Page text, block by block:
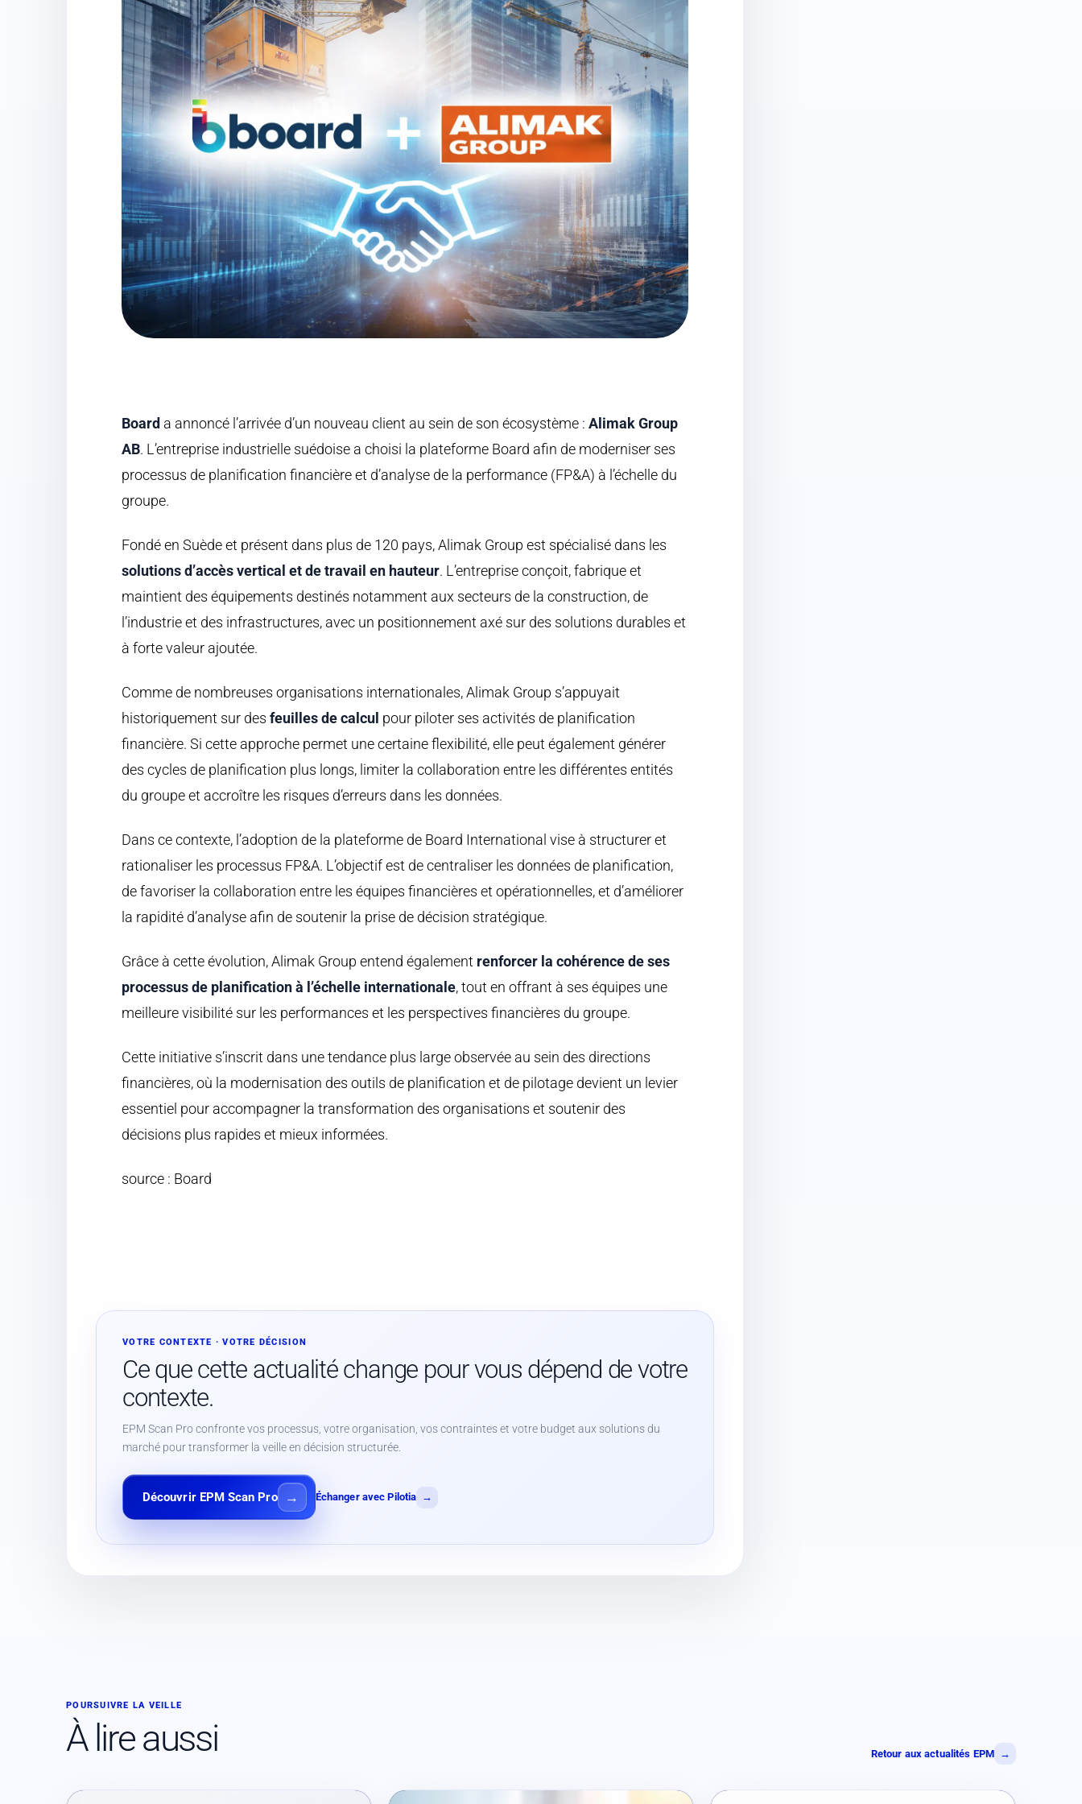
Board a annoncé l’arrivée d’un nouveau client au sein de son écosystème : Alimak Group
AB. L’entreprise industrielle suédoise a choisi la plateforme Board afin de moderniser ses
processus de planification financière et d’analyse de la performance (FP&A) à l’échelle du
groupe.
Fondé en Suède et présent dans plus de 120 pays, Alimak Group est spécialisé dans les
solutions d’accès vertical et de travail en hauteur. L’entreprise conçoit, fabrique et
maintient des équipements destinés notamment aux secteurs de la construction, de
l’industrie et des infrastructures, avec un positionnement axé sur des solutions durables et
à forte valeur ajoutée.
Comme de nombreuses organisations internationales, Alimak Group s’appuyait
historiquement sur des feuilles de calcul pour piloter ses activités de planification
financière. Si cette approche permet une certaine flexibilité, elle peut également générer
des cycles de planification plus longs, limiter la collaboration entre les différentes entités
du groupe et accroître les risques d’erreurs dans les données.
Dans ce contexte, l’adoption de la plateforme de Board International vise à structurer et
rationaliser les processus FP&A. L’objectif est de centraliser les données de planification,
de favoriser la collaboration entre les équipes financières et opérationnelles, et d’améliorer
la rapidité d’analyse afin de soutenir la prise de décision stratégique.
Grâce à cette évolution, Alimak Group entend également renforcer la cohérence de ses
processus de planification à l’échelle internationale, tout en offrant à ses équipes une
meilleure visibilité sur les performances et les perspectives financières du groupe.
Cette initiative s’inscrit dans une tendance plus large observée au sein des directions
financières, où la modernisation des outils de planification et de pilotage devient un levier
essentiel pour accompagner la transformation des organisations et soutenir des
décisions plus rapides et mieux informées.
source : Board
VOTRE CONTEXTE · VOTRE DÉCISION
Ce que cette actualité change pour vous dépend de votre
contexte.
EPM Scan Pro confronte vos processus, votre organisation, vos contraintes et votre budget aux solutions du
marché pour transformer la veille en décision structurée.
Découvrir EPM Scan Pro Échanger avec Pilotia →
POURSUIVRE LA VEILLE
À lire aussi Retour aux actualités EPM →